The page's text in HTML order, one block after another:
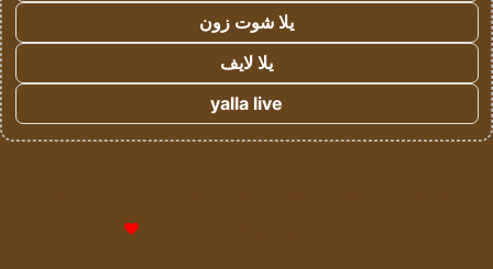
يلا شوت زون
يلا لايف
yalla live